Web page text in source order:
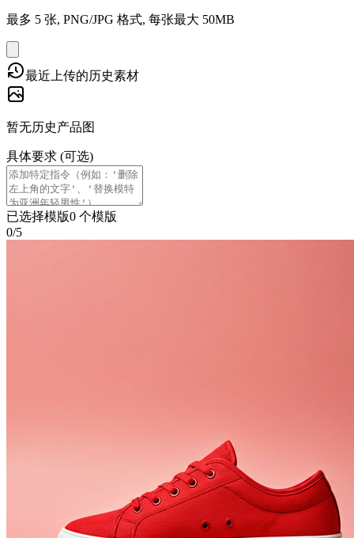
最多 5 张, PNG/JPG 格式, 每张最大 50MB
最近上传的历史素材
暂无历史产品图
具体要求 (可选)
已选择模版0 个模版
0/5